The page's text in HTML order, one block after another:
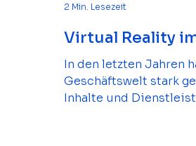
Virtual Reality
In den letzten Jahren
Geschäftswelt stark
Inhalte und
2 Min. Lesezeit